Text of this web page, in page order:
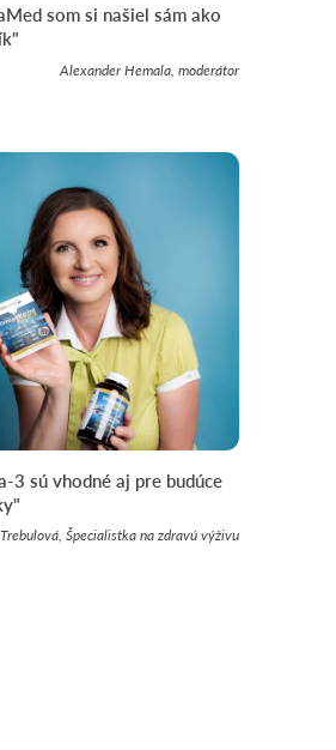
som si našiel sám ako
Alexander Hemala, moderátor
3 sú vhodné aj pre budúce
Špecialistka na zdravú výživu